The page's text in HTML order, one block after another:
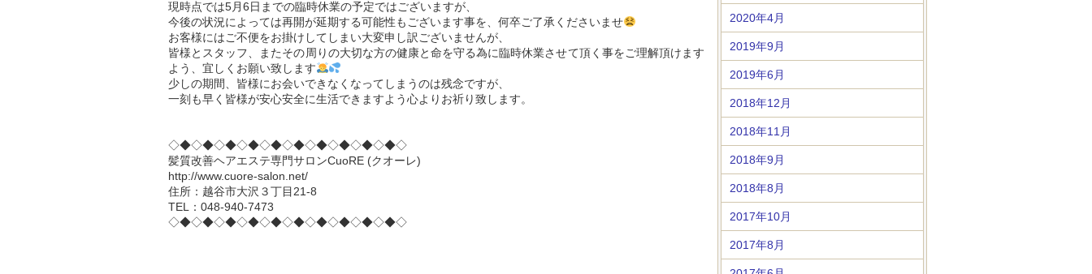
現時点では5月6日までの臨時休業の予定ではございますが、
今後の状況によっては再開が延期する可能性もございます事を、何卒ご了承くださいませ
お客様にはご不便をお掛けしてしまい大変申し訳ございませんが、
皆様とスタッフ、またその周りの大切な方の健康と命を守る為に臨時休業させて頂く事をご理解頂けます
よう、 宜しくお願い致します
少しの期間、皆様にお会いできなくなってしまうのは残念ですが、
一刻も早く皆様が安心安全に生活できますよう心よりお祈り致します。
◇◆◇◆◇◆◇◆◇◆◇◆◇◆◇◆◇◆◇◆◇
髪質改善ヘアエステ専門サロンCuoRE (クオーレ)
http://www.cuore-salon.net/
住所：越谷市大沢３丁目21-8
TEL：048-940-7473
◇◆◇◆◇◆◇◆◇◆◇◆◇◆◇◆◇◆◇◆◇
2020年4月
2019年9月
2019年6月
2018年12月
2018年11月
2018年9月
2018年8月
2017年10月
2017年8月